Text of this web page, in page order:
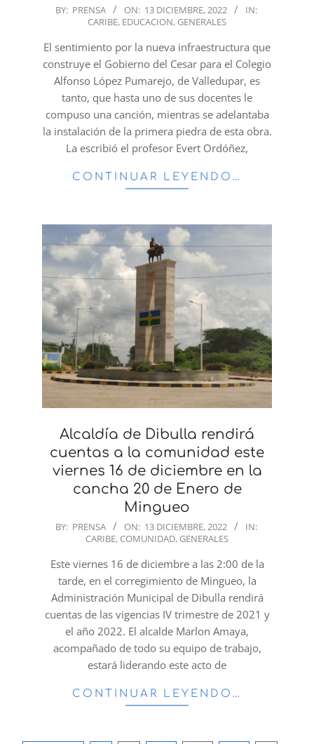
2022-
13
BY: PRENSA ON: 13 DICIEMBRE, 2022
IN:
CARIBE, EDUCACION, GENERALES
El sentimiento por la nueva infraestructura que
construye el Gobierno del Cesar para el Colegio
Alfonso López Pumarejo, de Valledupar, es
tanto, que hasta uno de sus docentes le
compuso una canción, mientras se adelantaba
la instalación de la primera piedra de esta obra.
La escribió el profesor Evert Ordóñez,
CONTINUAR LEYENDO…
Alcaldía de Dibulla rendirá
cuentas a la comunidad este
viernes 16 de diciembre en la
cancha 20 de Enero de
Mingueo
2022-
13
BY: PRENSA ON: 13 DICIEMBRE, 2022
IN:
CARIBE, COMUNIDAD, GENERALES
Este viernes 16 de diciembre a las 2:00 de la
tarde, en el corregimiento de Mingueo, la
Administración Municipal de Dibulla rendirá
cuentas de las vigencias IV trimestre de 2021 y
el año 2022. El alcalde Marlon Amaya,
acompañado de todo su equipo de trabajo,
estará liderando este acto de
CONTINUAR LEYENDO…